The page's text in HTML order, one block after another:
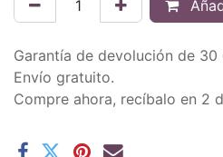
Garantía de devolución de 30
Envío gratuito.
Compre ahora, recíbalo en 2